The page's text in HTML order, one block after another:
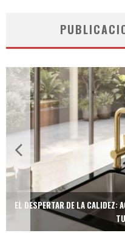
EL DESPERTAR DE LA CALIDEZ: